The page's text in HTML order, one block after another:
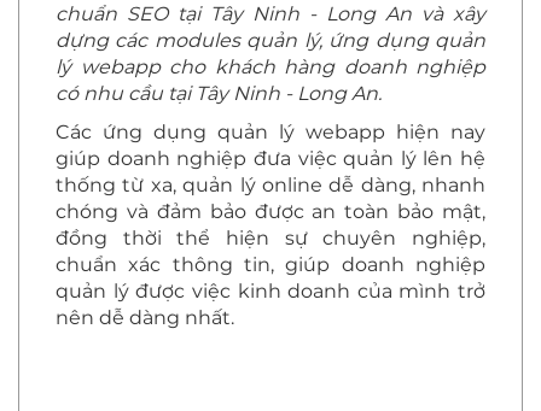
chuẩn SEO tại Tây Ninh - Long An và xây
dựng các modules quản lý, ứng dụng quản
lý webapp cho khách hàng doanh nghiệp
có nhu cầu tại Tây Ninh - Long An.
Các ứng dụng quản lý webapp hiện nay
giúp doanh nghiệp đưa việc quản lý lên hệ
thống từ xa, quản lý online dễ dàng, nhanh
chóng và đảm bảo được an toàn bảo mật,
đồng thời thể hiện sự chuyên nghiệp,
chuẩn xác thông tin, giúp doanh nghiệp
quản lý được việc kinh doanh của mình trở
nên dễ dàng nhất.